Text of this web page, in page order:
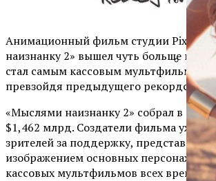
Как
Анимационный фильм студии Pixar
наизнанку 2» вышел чуть больше
стал самым кассовым мультфильмом в
превзойдя предыдущего рекордсмена.
«Мыслями наизнанку 2» собрал в
$1,462 млрд. Создатели фильма уже
зрителей за поддержку, представив
изображением основных персонажей.
кассовых мультфильмов всех времен: